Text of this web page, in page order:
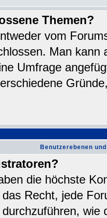
Themen?
vom
Man kann
Umfrage
Benutzerebenen
die höchste
Recht, jede
wie